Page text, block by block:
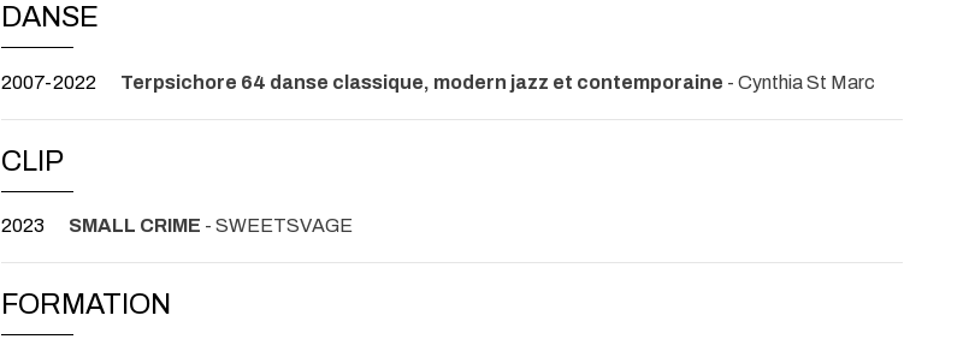
DANSE
2007-2022 Terpsichore 64 danse classique, modern jazz et contemporaine - Cynthia St Marc
CLIP
2023 SMALL CRIME - SWEETSVAGE
FORMATION